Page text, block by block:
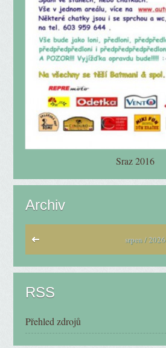
Sraz 2016
Archiv
srpen / 2026
RSS
Přehled zdrojů